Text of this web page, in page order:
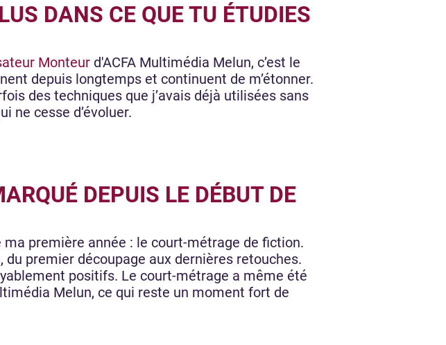
DANS CE QUE TU ÉTUDIES
Monteur d'ACFA Multimédia Melun, c’est le
depuis longtemps et continuent de m’étonner.
des techniques que j’avais déjà utilisées sans
ne cesse d’évoluer.
DEPUIS LE DÉBUT DE
première année : le court-métrage de fiction.
premier découpage aux dernières retouches.
positifs. Le court-métrage a même été
Melun, ce qui reste un moment fort de